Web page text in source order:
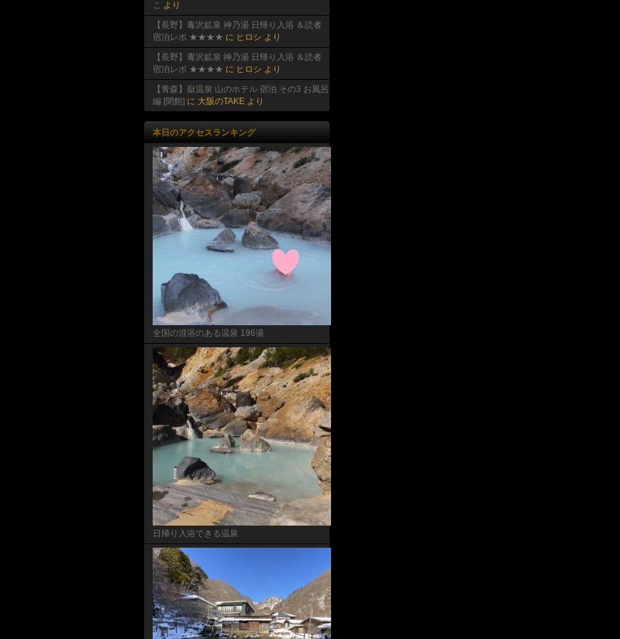
こ より
【長野】毒沢鉱泉 神乃湯 日帰り入浴 ＆読者
宿泊レポ ★★★★ に ヒロシ より
【長野】毒沢鉱泉 神乃湯 日帰り入浴 ＆読者
宿泊レポ ★★★★ に ヒロシ より
【青森】嶽温泉 山のホテル 宿泊 その3 お風呂
編 [閉館] に 大阪のTAKE より
本日のアクセスランキング
全国の混浴のある温泉 196湯
日帰り入浴できる温泉